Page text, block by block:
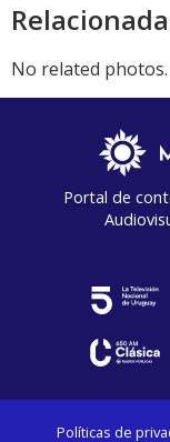
No related photos.
Portal de
Políticas de